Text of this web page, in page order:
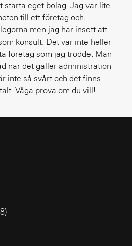
starta eget bolag. Jag var lite
till ett företag och
men jag har insett att
konsult. Det var inte heller
företag som jag trodde. Man
när det gäller administration
inte så svårt och det finns
Våga prova om du vill!